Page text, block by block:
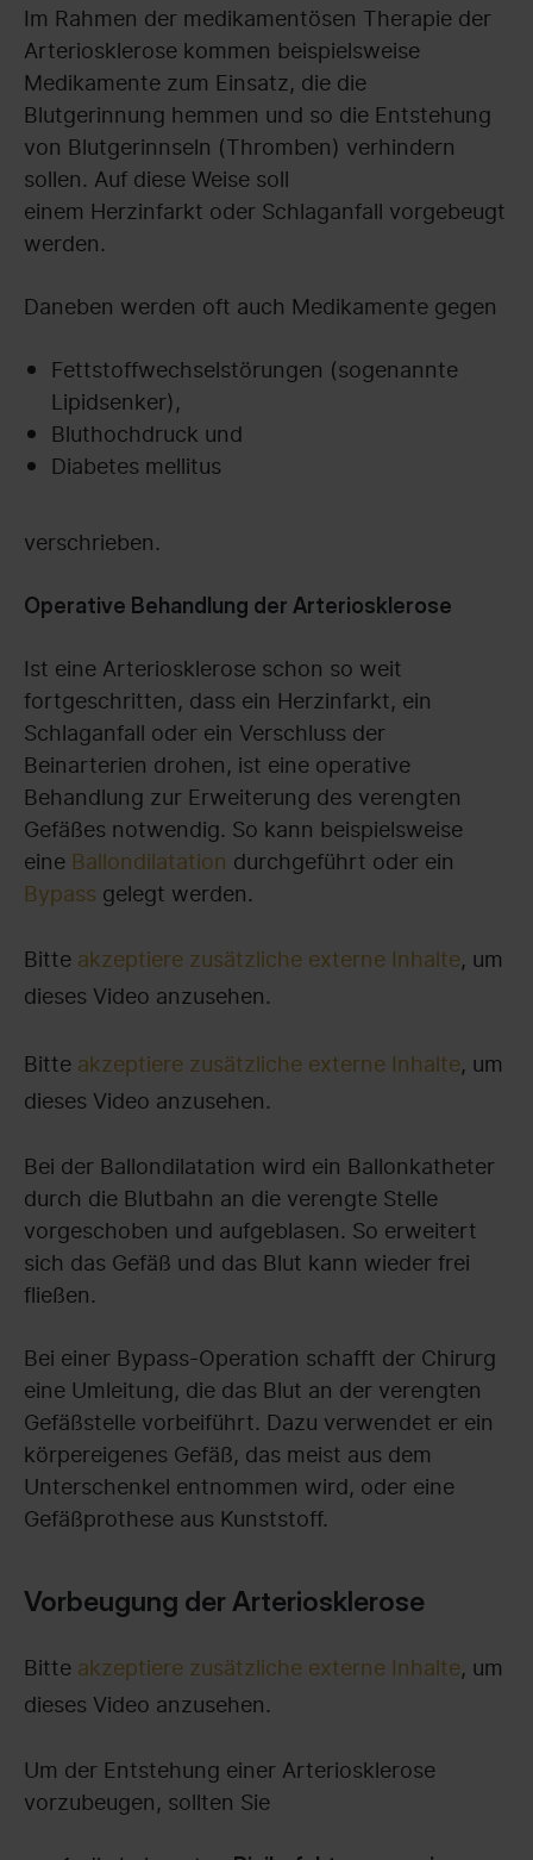
Im Rahmen der medikamentösen Therapie der
Arteriosklerose kommen beispielsweise
Medikamente zum Einsatz, die die
Blutgerinnung hemmen und so die Entstehung
von Blutgerinnseln (Thromben) verhindern
sollen. Auf diese Weise soll
einem Herzinfarkt oder Schlaganfall vorgebeugt
werden.
Daneben werden oft auch Medikamente gegen
Fettstoffwechselstörungen (sogenannte
Lipidsenker),
Bluthochdruck und
Diabetes mellitus
verschrieben.
Operative Behandlung der Arteriosklerose
Ist eine Arteriosklerose schon so weit
fortgeschritten, dass ein Herzinfarkt, ein
Schlaganfall oder ein Verschluss der
Beinarterien drohen, ist eine operative
Behandlung zur Erweiterung des verengten
Gefäßes notwendig. So kann beispielsweise
eine Ballondilatation durchgeführt oder ein
Bypass gelegt werden.
Bitte akzeptiere zusätzliche externe Inhalte, um
dieses Video anzusehen.
Bitte akzeptiere zusätzliche externe Inhalte, um
dieses Video anzusehen.
Bei der Ballondilatation wird ein Ballonkatheter
durch die Blutbahn an die verengte Stelle
vorgeschoben und aufgeblasen. So erweitert
sich das Gefäß und das Blut kann wieder frei
fließen.
Bei einer Bypass-Operation schafft der Chirurg
eine Umleitung, die das Blut an der verengten
Gefäßstelle vorbeiführt. Dazu verwendet er ein
körpereigenes Gefäß, das meist aus dem
Unterschenkel entnommen wird, oder eine
Gefäßprothese aus Kunststoff.
Vorbeugung der Arteriosklerose
Bitte akzeptiere zusätzliche externe Inhalte, um
dieses Video anzusehen.
Um der Entstehung einer Arteriosklerose
vorzubeugen, sollten Sie